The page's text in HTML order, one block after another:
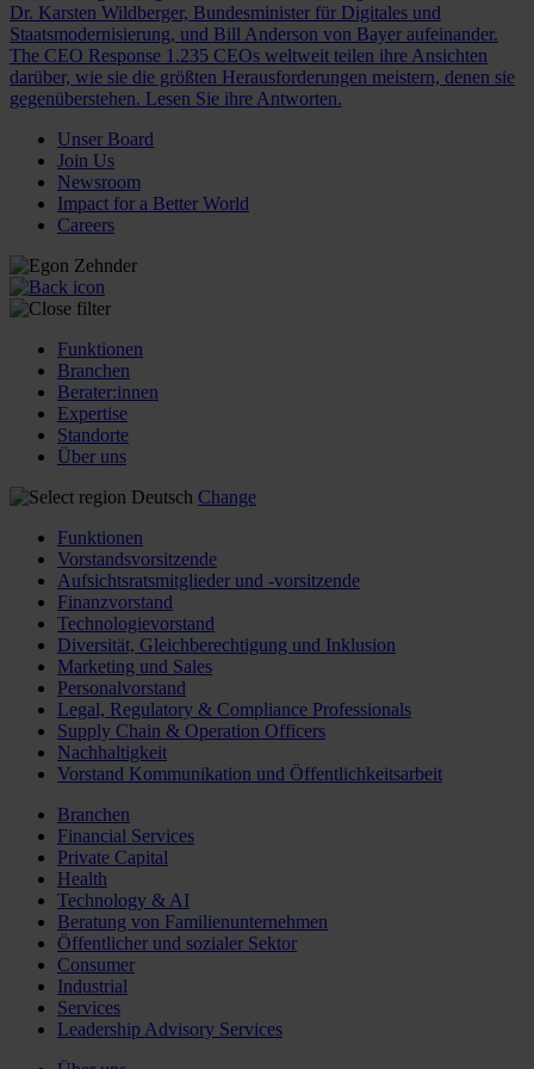
Dr. Karsten Wildberger, Bundesminister für Digitales und
Staatsmodernisierung, und Bill Anderson von Bayer aufeinander.
The CEO Response 1.235 CEOs weltweit teilen ihre Ansichten
darüber, wie sie die größten Herausforderungen meistern, denen sie
gegenüberstehen. Lesen Sie ihre Antworten.
Unser Board
Join Us
Newsroom
Impact for a Better World
Careers
Funktionen
Branchen
Berater:innen
Expertise
Standorte
Über uns
Deutsch Change
Funktionen
Vorstandsvorsitzende
Aufsichtsratsmitglieder und -vorsitzende
Finanzvorstand
Technologievorstand
Diversität, Gleichberechtigung und Inklusion
Marketing und Sales
Personalvorstand
Legal, Regulatory & Compliance Professionals
Supply Chain & Operation Officers
Nachhaltigkeit
Vorstand Kommunikation und Öffentlichkeitsarbeit
Branchen
Financial Services
Private Capital
Health
Technology & AI
Beratung von Familienunternehmen
Öffentlicher und sozialer Sektor
Consumer
Industrial
Services
Leadership Advisory Services